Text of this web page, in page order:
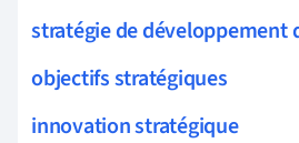
stratégie de développement
objectifs stratégiques
innovation stratégique